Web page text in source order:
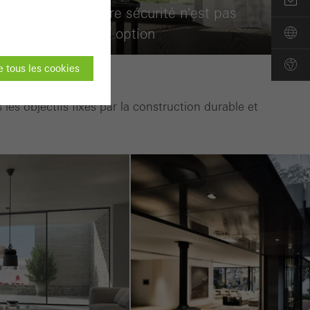
Votre sécurité n'est pas
une option
les objectifs fixés par la construction durable et
tous les cookies
parties des pages
site web et
menées, par
et donc
site web, le